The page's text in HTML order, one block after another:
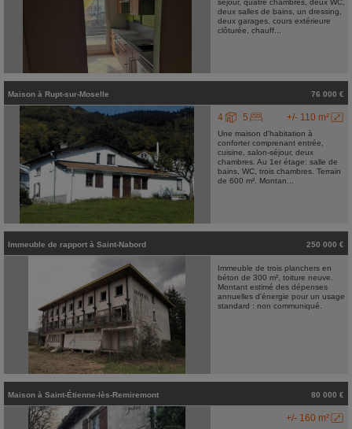
séjour, quatre chambres, deux WC,
deux salles de bains, un dressing,
deux garages, cours extérieure
clôturée, chauff...
Maison à Rupt-sur-Moselle 76 000 €
+/- 110 m²
4 5
Une maison d'habitation à
conforter comprenant entrée,
cuisine, salon-séjour, deux
chambres. Au 1er étage: salle de
bains, WC, trois chambres. Terrain
de 600 m². Montan...
Immeuble de rapport à Saint-Nabord 250 000 €
Immeuble de trois planchers en
béton de 300 m², toiture neuve.
Montant estimé des dépenses
annuelles d'énergie pour un usage
standard : non communiqué.
Maison à Saint-Étienne-lès-Remiremont 80 000 €
+/- 160 m²